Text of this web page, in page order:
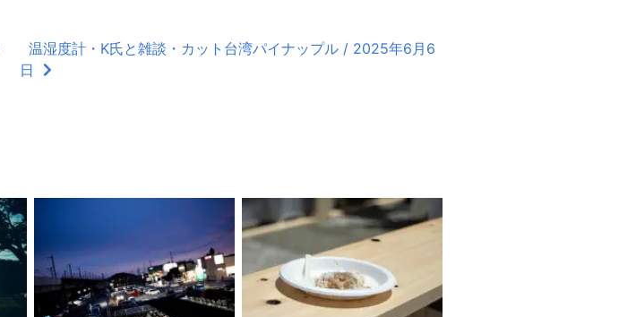
温湿度計・K氏と雑談・カット台湾パイナップル / 2025年6月6
日